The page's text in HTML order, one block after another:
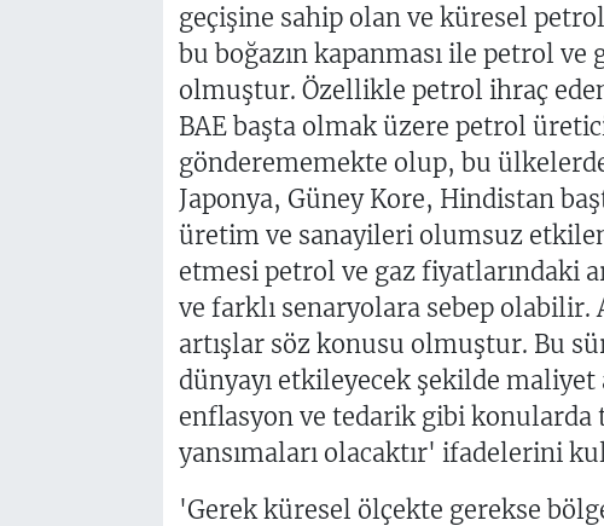
geçişine sahip olan ve küresel
bu boğazın kapanması ile petrol ve
olmuştur. Özellikle petrol ihraç
BAE başta olmak üzere petrol
gönderememekte olup, bu
Japonya, Güney Kore, Hindistan
üretim ve sanayileri olumsuz
etmesi petrol ve gaz fiyatlarındaki
ve farklı senaryolara sebep olabilir.
artışlar söz konusu olmuştur. Bu
dünyayı etkileyecek şekilde maliyet
enflasyon ve tedarik gibi
yansımaları olacaktır' ifadelerini
'Gerek küresel ölçekte gerekse